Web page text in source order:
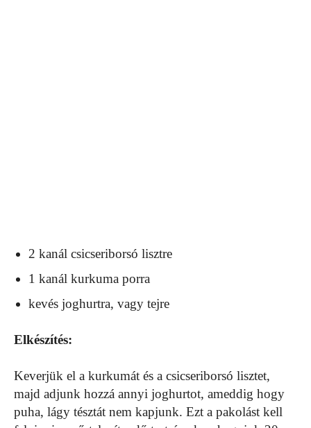
2 kanál csicseriborsó lisztre
1 kanál kurkuma porra
kevés joghurtra, vagy tejre
Elkészítés:
Keverjük el a kurkumát és a csicseriborsó lisztet,
majd adjunk hozzá annyi joghurtot, ameddig hogy
puha, lágy tésztát nem kapjunk. Ezt a pakolást kell